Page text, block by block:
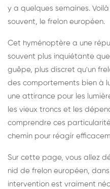
y a quelques semaines.
souvent, le frelon européen.
Cet hyménoptère a une
souvent plus inquiétante
guêpe, plus discret qu'un
des comportements bien à
une attirance pour les
les vieux troncs et les
comprendre ces
chemin pour réagir
Sur cette page, vous allez
nid de frelon européen,
intervention est vraiment